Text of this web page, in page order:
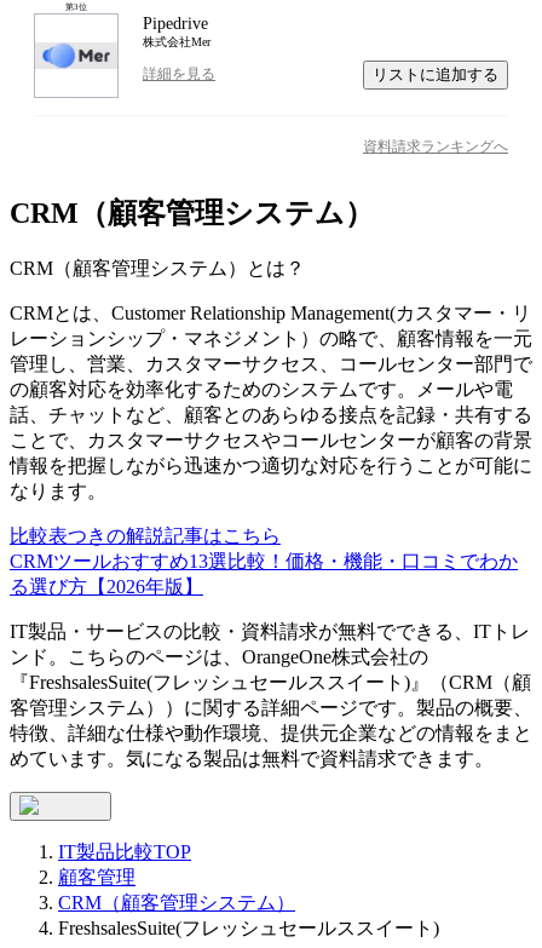
第3位
Pipedrive
株式会社Mer
詳細を見る リストに追加する
資料請求ランキングへ
CRM（顧客管理システム）
CRM（顧客管理システム） とは？
CRMとは、Customer Relationship Management(カスタマー・リ
レーションシップ・マネジメント）の略で、顧客情報を一元
管理し、営業、カスタマーサクセス、コールセンター部門で
の顧客対応を効率化するためのシステムです。メールや電
話、チャットなど、顧客とのあらゆる接点を記録・共有する
ことで、カスタマーサクセスやコールセンターが顧客の背景
情報を把握しながら迅速かつ適切な対応を行うことが可能に
なります。
比較表つきの解説記事はこちら
CRMツールおすすめ13選比較！価格・機能・口コミでわか
る選び方【2026年版】
IT製品・サービスの比較・資料請求が無料でできる、ITトレ
ンド。こちらのページは、 OrangeOne株式会社の
『FreshsalesSuite(フレッシュセールススイート) 』（CRM（顧
客管理システム）
）に関する詳細ページです。製品の概要、
特徴、詳細な仕様や動作環境、提供元企業などの情報をまと
めています。気になる製品は無料で資料請求できます。
IT製品比較TOP
顧客管理
CRM（顧客管理システム）
FreshsalesSuite(フレッシュセールススイート)